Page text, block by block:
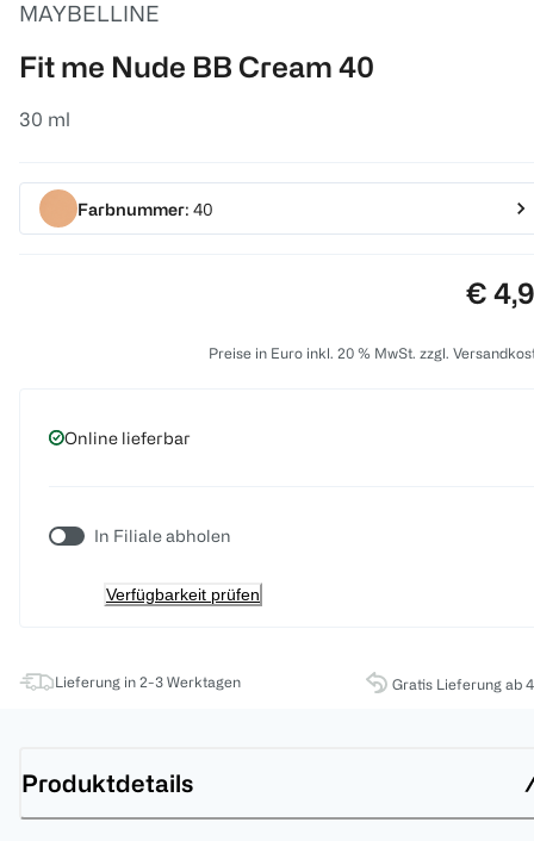
MAYBELLINE
Fit me Nude BB Cream 40
30 ml
Farbnummer: 40
€
Preise in Euro inkl. 20 % MwSt. zzgl.
Online lieferbar
In Filiale abholen
Verfügbarkeit prüfen
Lieferung in 2-3 Werktagen Gratis Lieferung ab
Produktdetails